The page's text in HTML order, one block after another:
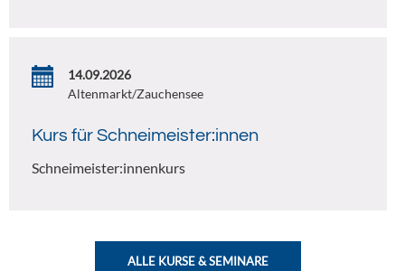
14.09.2026
Altenmarkt/Zauchensee
Kurs für Schneimeister:innen
Schneimeister:innenkurs
ALLE KURSE & SEMINARE